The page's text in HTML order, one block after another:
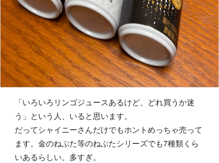
「いろいろリンゴジュースあるけど、どれ買うか迷
う」という人、いると思います。
だってシャイニーさんだけでもホントめっちゃ売って
ます。金のねぶた等のねぶたシリーズでも7種類くら
いあるらしい。多すぎ。